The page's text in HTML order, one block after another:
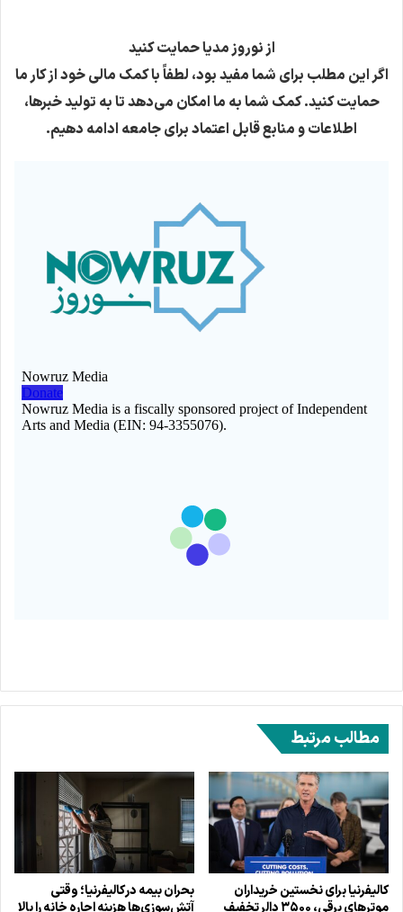
از نوروز مدیا حمایت کنید
اگر این مطلب برای شما مفید بود، لطفاً با کمک مالی خود از کار ما
حمایت کنید. کمک شما به ما امکان می‌دهد تا به تولید خبرها،
اطلاعات و منابع قابل اعتماد برای جامعه ادامه دهیم.
مطالب مرتبط
کالیفرنیا برای نخستین خریداران
موترهای برقی، ۳۵۰۰ دالر تخفیف
بحران بیمه در کالیفرنیا؛ وقتی
آتش‌سوزی‌ها هزینه اجاره خانه را بالا